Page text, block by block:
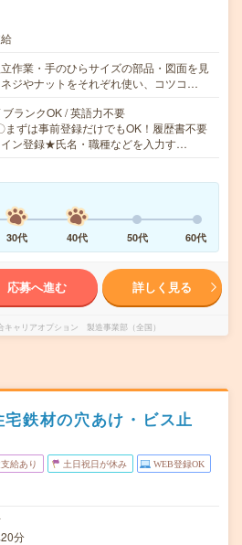
作業・手のひらサイズの部品・図面を見
ジやナットをそれぞれ使い、コツコ…
ランクOK / 英語力不要
ずは事前登録だけでもOK！履歴書不要
ン登録★氏名・職種などを入力す…
30代 40代 50代 60代
応募へ進む 詳しく見る
キャリアオプション 製造事業部（全国）
宅鉄材の穴あけ・ビス止
給あり 土日祝日が休み WEB登録OK
分